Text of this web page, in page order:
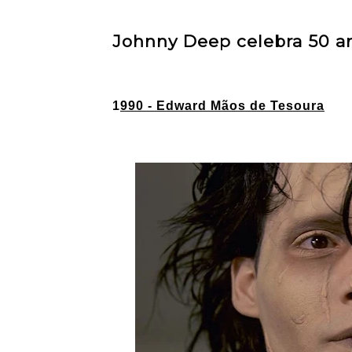
Johnny Deep celebra 50
1990 - Edward Mãos de Tesoura